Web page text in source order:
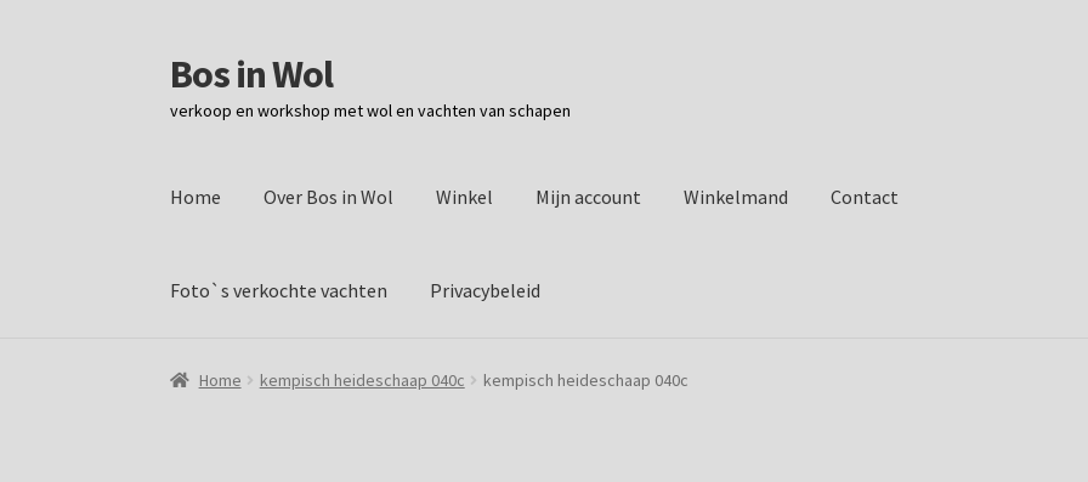
Ga
door
naar
Ga
naar
de
Bos in Wol
verkoop en workshop met wol en vachten van schapen
Home Over Bos in Wol Winkel Mijn account Winkelmand Contact
Foto`s verkochte vachten Privacybeleid
Home kempisch heideschaap 040c kempisch heideschaap 040c